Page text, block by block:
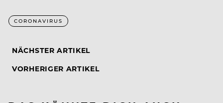
CORONAVIRUS
NÄCHSTER ARTIKEL
VORHERIGER ARTIKEL